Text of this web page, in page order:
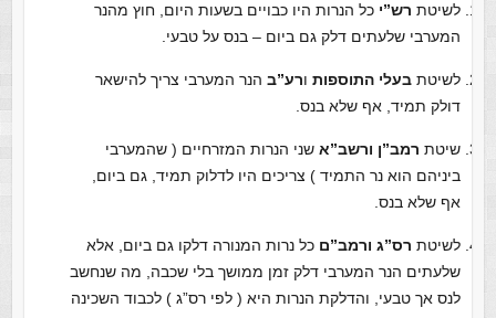
לשיטת רש”י כל הנרות היו כבויים בשעות היום, חוץ מהנר
המערבי שלעתים דלק גם ביום – בנס על טבעי.
לשיטת בעלי התוספותורע”בהנר המערבי צריך להישאר
דולק תמיד, אף שלא בנס.
שיטת רמב”ן ורשב”אשני הנרות המזרחיים ( שהמערבי
ביניהם הוא נר התמיד ) צריכים היו לדלוק תמיד, גם ביום,
אף שלא בנס.
לשיטת רס”ג ורמב”ם כל נרות המנורה דלקו גם ביום, אלא
שלעתים הנר המערבי דלק זמן ממושך בלי שכבה, מה שנחשב
לנס אך טבעי, והדלקת הנרות היא ( לפי רס”ג ) לכבוד השכינה